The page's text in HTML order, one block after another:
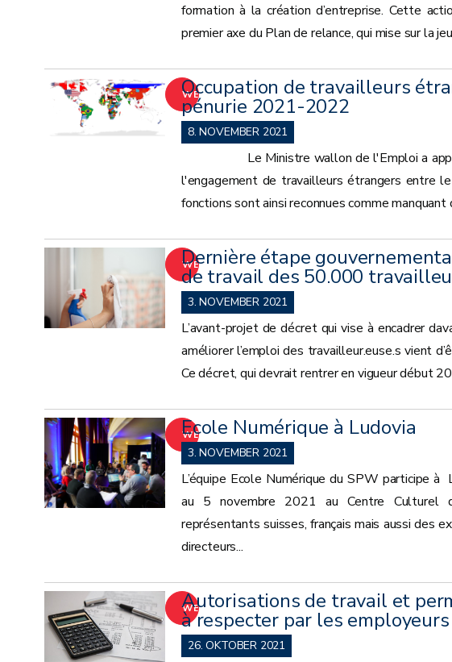
formation à la création d’entreprise. Cette
premier axe du Plan de relance, qui mise sur la
WEITER
Occupation de travailleurs
pénurie 2021-2022
8. NOVEMBER 2021
Le Ministre wallon de l'Emploi a
l'engagement de travailleurs étrangers
fonctions sont ainsi reconnues comme
WEITER
Dernière étape
de travail des 50.000
3. NOVEMBER 2021
L’avant-projet de décret qui vise à encadrer
améliorer l’emploi des travailleur.euse.s vient
Ce décret, qui devrait rentrer en vigueur début
WEITER
Ecole Numérique à Ludovia
3. NOVEMBER 2021
L’équipe Ecole Numérique du SPW participe
au 5 novembre 2021 au Centre Culturel
représentants suisses, français mais aussi des
directeurs...
WEITER
Autorisations de travail et
à respecter par les
26. OKTOBER 2021